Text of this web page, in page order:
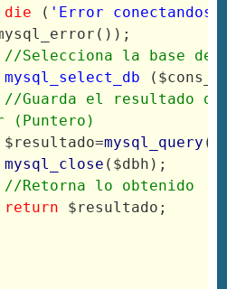
( 'Error
//Selecciona la base de
mysql_select_db
//Guarda el resultado
(Puntero)
		$resultado=
mysql_query
mysql_close ($dbh);
//Retorna lo obtenido
return $resultado;